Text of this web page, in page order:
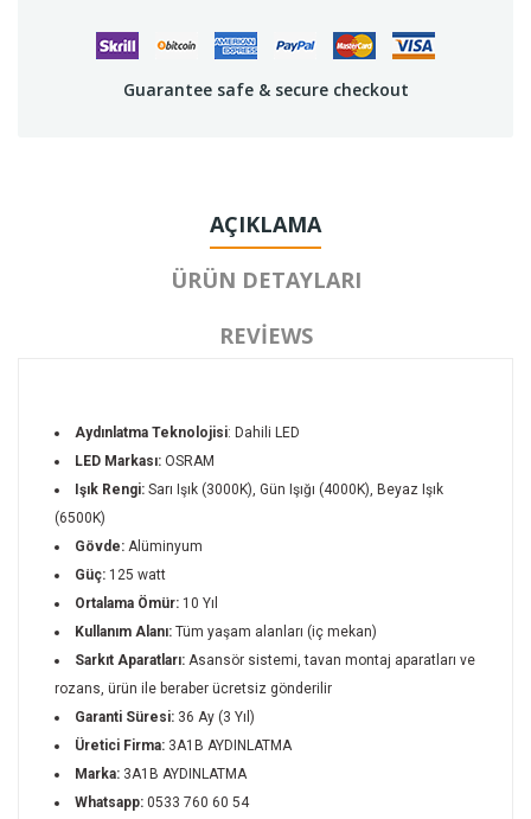
Guarantee safe & secure checkout
AÇIKLAMA
ÜRÜN DETAYLARI
REVIEWS
Aydınlatma Teknolojisi: Dahili LED
LED Markası: OSRAM
Işık Rengi: Sarı Işık (3000K), Gün Işığı (4000K), Beyaz Işık
(6500K)
Gövde: Alüminyum
Güç: 125 watt
Ortalama Ömür: 10 Yıl
Kullanım Alanı: Tüm yaşam alanları (iç mekan)
Sarkıt Aparatları: Asansör sistemi, tavan montaj aparatları ve
rozans, ürün ile beraber ücretsiz gönderilir
Garanti Süresi: 36 Ay (3 Yıl)
Üretici Firma: 3A1B AYDINLATMA
Marka: 3A1B AYDINLATMA
Whatsapp: 0533 760 60 54